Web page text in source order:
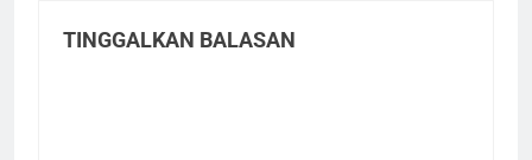
TINGGALKAN BALASAN